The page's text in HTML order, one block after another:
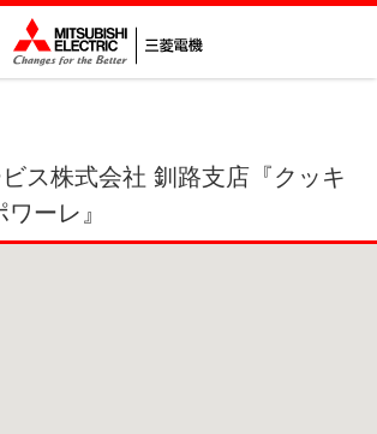
ス株式会社 釧路支店『クッキ
ーレ』